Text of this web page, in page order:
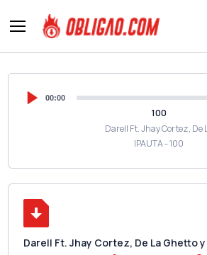
00:00
100
Darell Ft. Jhay Cortez, De
IPAUTA - 100
Darell Ft. Jhay Cortez, De La Ghetto